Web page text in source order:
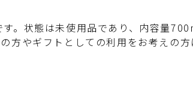
。状態は未使用品であり、内容量
方やギフトとしての利用をお考えの方